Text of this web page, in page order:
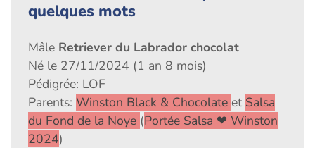
quelques mots
Mâle Retriever du Labrador chocolat
Né le 27/11/2024 (1 an 8 mois)
Pédigrée: LOF
Parents: Winston Black & Chocolate et Salsa
du Fond de la Noye (Portée Salsa ❤ Winston
2024)